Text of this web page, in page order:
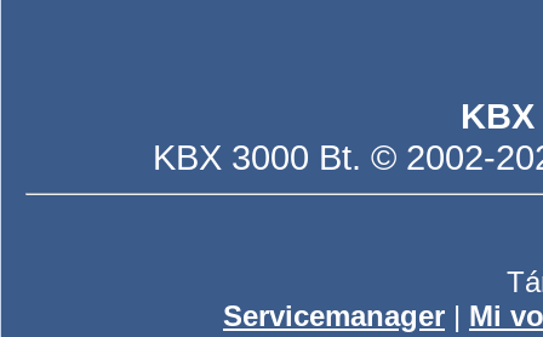
KBX 3000 Bt. © 2002-
Servicemanager | Mi